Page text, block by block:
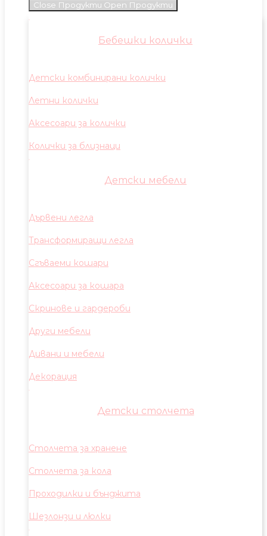
Close Продукти Open Продукти
Бебешки колички
Детски комбинирани колички
Летни колички
Аксесоари за колички
Колички за близнаци
Детски мебели
Дървени легла
Трансформиращи легла
Сгъваеми кошари
Аксесоари за кошара
Скринове и гардероби
Други мебели
Дивани и мебели
Декорация
Детски столчета
Столчета за хранене
Столчета за кола
Проходилки и бънджита
Шезлонзи и люлки